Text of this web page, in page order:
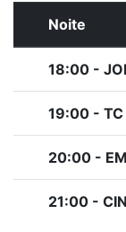
Noite
18:00 -
19:00 - TC
20:00 -
21:00 -